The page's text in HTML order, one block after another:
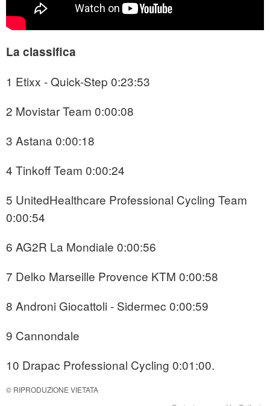
La classifica
1 Etixx - Quick-Step 0:23:53
2 Movistar Team 0:00:08
3 Astana 0:00:18
4 Tinkoff Team 0:00:24
5 UnitedHealthcare Professional Cycling Team
0:00:54
6 AG2R La Mondiale 0:00:56
7 Delko Marseille Provence KTM 0:00:58
8 Androni Giocattoli - Sidermec 0:00:59
9 Cannondale
10 Drapac Professional Cycling 0:01:00.
© RIPRODUZIONE VIETATA